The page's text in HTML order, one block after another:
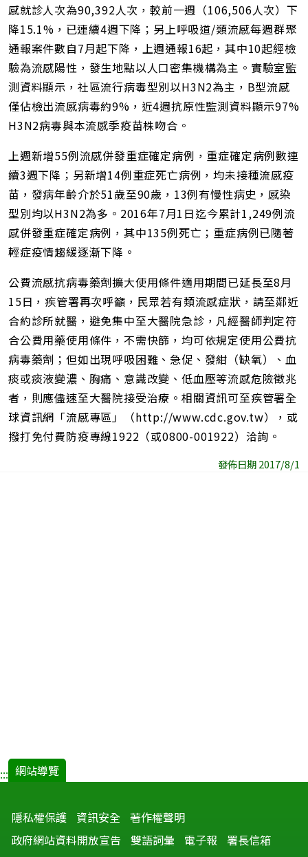
感就診人次為90,392人次，較前一週（106,506人次）下
降15.1%，已連續4週下降；另上呼吸道/類流感每週群聚
通報案件數自7月起下降，上週通報16起，其中10起經檢
驗為流感陽性，發生地點以人口密集機構為主。實驗室監
測資料顯示，社區流行病毒型別以H3N2為主，B型流感
僅佔檢出流感病毒約9%，近4週抗原性監測資料顯示97%
H3N2病毒與本流感季疫苗株吻合。
上週新增55例流感併發重症確定病例，重症確定病例數連
續3週下降；另新增14例重症死亡病例，均未接種流感疫
苗，發病年齡介於51歲至90歲，13例有慢性病史，感染
型別均以H3N2為多。2016年7月1日迄今累計1,249例流
感併發重症確定病例，其中135例死亡；重症病例已隨著
輕症疫情趨緩逐漸下降。
公費流感抗病毒藥劑擴大使用條件適用期間已延長至8月
15日，疾管署再次呼籲，民眾若有類流感症狀，請至鄰近
合約診所就醫，避免集中至大醫院急診，凡經醫師判定符
合公費用藥使用條件，不需快篩，均可依規定使用公費抗
病毒藥劑；但如出現呼吸困難、急促、發紺（缺氧）、血
痰或痰液變濃、胸痛、意識改變、低血壓等流感危險徵兆
者，則應儘速至大醫院接受治療。相關資訊可至疾管署全
球資訊網「流感專區」（http://www.cdc.gov.tw），或
撥打免付費防疫專線1922（或0800-001922）洽詢。
發佈日期 2017/8/1
::: 網站導覽
隱私權保護 資訊安全 著作權聲明
政府網站資料開放宣告
雙語詞彙 電子報 署長信箱